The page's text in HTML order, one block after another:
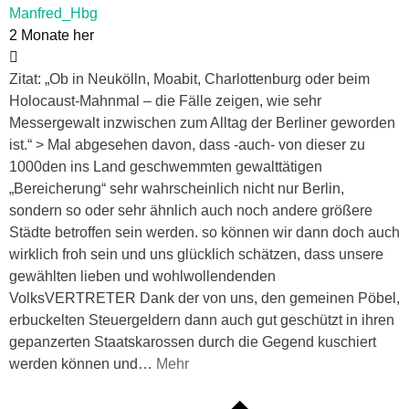
Manfred_Hbg
2 Monate her
Zitat: „Ob in Neukölln, Moabit, Charlottenburg oder beim
Holocaust-Mahnmal – die Fälle zeigen, wie sehr
Messergewalt inzwischen zum Alltag der Berliner geworden
ist.“ > Mal abgesehen davon, dass -auch- von dieser zu
1000den ins Land geschwemmten gewalttätigen
„Bereicherung“ sehr wahrscheinlich nicht nur Berlin,
sondern so oder sehr ähnlich auch noch andere größere
Städte betroffen sein werden. so können wir dann doch auch
wirklich froh sein und uns glücklich schätzen, dass unsere
gewählten lieben und wohlwollendenden
VolksVERTRETER Dank der von uns, den gemeinen Pöbel,
erbuckelten Steuergeldern dann auch gut geschützt in ihren
gepanzerten Staatskarossen durch die Gegend kuschiert
werden können und … Mehr